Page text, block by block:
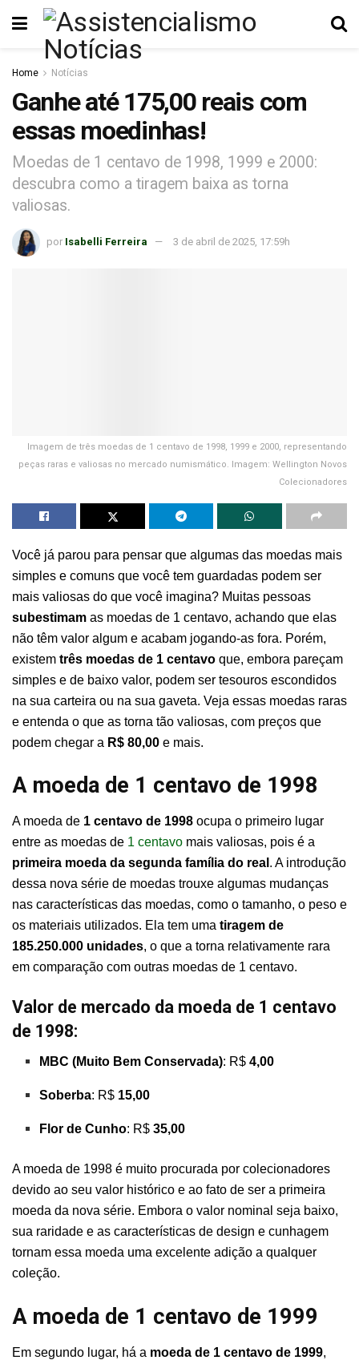
Home Notícias
Ganhe até 175,00 reais com
essas moedinhas!
Moedas de 1 centavo de 1998, 1999 e 2000:
descubra como a tiragem baixa as torna
valiosas.
por Isabelli Ferreira 3 de abril de 2025, 17:59h
Imagem de três moedas de 1 centavo de 1998, 1999 e 2000, representando
peças raras e valiosas no mercado numismático. Imagem: Wellington Novos
Colecionadores
Você já parou para pensar que algumas das moedas mais
simples e comuns que você tem guardadas podem ser
mais valiosas do que você imagina? Muitas pessoas
subestimam as moedas de 1 centavo, achando que elas
não têm valor algum e acabam jogando-as fora. Porém,
existem três moedas de 1 centavo que, embora pareçam
simples e de baixo valor, podem ser tesouros escondidos
na sua carteira ou na sua gaveta. Veja essas moedas raras
e entenda o que as torna tão valiosas, com preços que
podem chegar a R$ 80,00 e mais.
A moeda de 1 centavo de 1998
A moeda de 1 centavo de 1998 ocupa o primeiro lugar
entre as moedas de 1 centavo mais valiosas, pois é a
primeira moeda da segunda família do real . A introdução
dessa nova série de moedas trouxe algumas mudanças
nas características das moedas, como o tamanho, o peso e
os materiais utilizados. Ela tem uma tiragem de
185.250.000 unidades, o que a torna relativamente rara
em comparação com outras moedas de 1 centavo.
Valor de mercado da moeda de 1 centavo
de 1998:
MBC (Muito Bem Conservada): R$4,00
Soberba: R$ 15,00
Flor de Cunho: R$35,00
A moeda de 1998 é muito procurada por colecionadores
devido ao seu valor histórico e ao fato de ser a primeira
moeda da nova série. Embora o valor nominal seja baixo,
sua raridade e as características de design e cunhagem
tornam essa moeda uma excelente adição a qualquer
coleção.
A moeda de 1 centavo de 1999
Em segundo lugar, há a moeda de 1 centavo de 1999,